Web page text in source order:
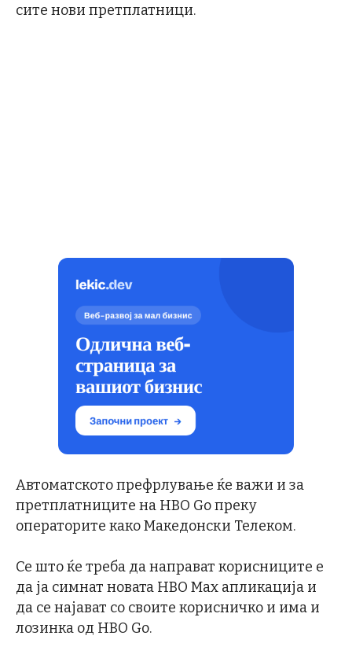
сите нови претплатници.
Автоматското префрлување ќе важи и за
претплатниците на HBO Go преку
операторите како Македонски Телеком.
Се што ќе треба да направат корисниците е
да ја симнат новата HBO Max апликација и
да се најават со своите корисничко и има и
лозинка од HBO Go.